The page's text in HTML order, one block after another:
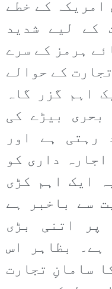
کے خطے
کے لیے شدید
ہرمز کے سرے
کے حوالے
اہم گزر گاہ
بحری بیڑے کی
رہتی ہے اور
داری کو
ایک اہم کڑی
سے باخبر ہے
پر اتنی بڑی
بظاہر اس
سامانِ تجارت